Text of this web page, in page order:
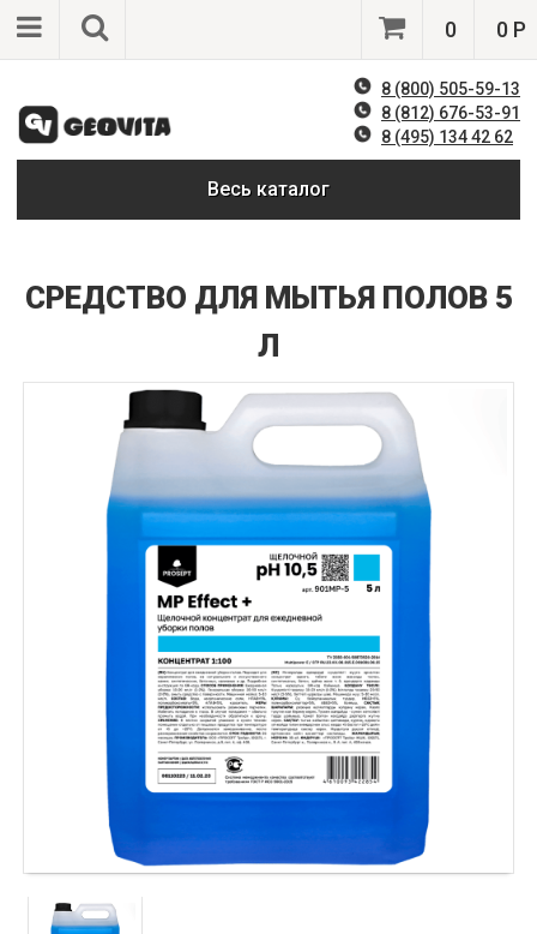
0 0 Р
8 (800) 505-59-13
8 (812) 676-53-91
8 (495) 134 42 62
Весь каталог
СРЕДСТВО ДЛЯ МЫТЬЯ ПОЛОВ 5
Л